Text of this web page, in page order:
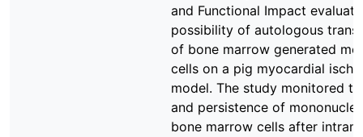
and Functional Impact
possibility of autologous
of bone marrow generated
cells on a pig myocardial
model. The study monitored
and persistence of
bone marrow cells after